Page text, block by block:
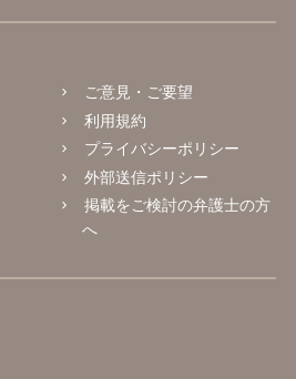
ご意見・ご要望
利用規約
プライバシーポリシー
外部送信ポリシー
掲載をご検討の弁護士の方
へ